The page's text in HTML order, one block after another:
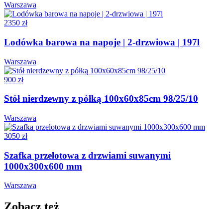
Warszawa
2350 zł
Lodówka barowa na napoje | 2-drzwiowa | 197l
Warszawa
900 zł
Stół nierdzewny z półką 100x60x85cm 98/25/10
Warszawa
3050 zł
Szafka przelotowa z drzwiami suwanymi
1000x300x600 mm
Warszawa